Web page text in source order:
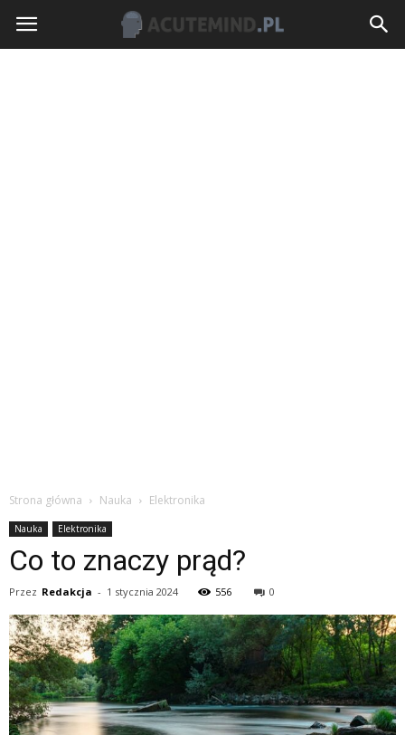
Strona główna Nauka Elektronika
Nauka Elektronika
Co to znaczy prąd?
Przez Redakcja - 1 stycznia 2024 556 0